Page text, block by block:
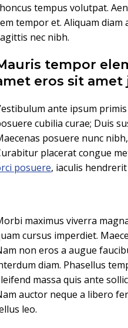
tempus volutpat.
tempor et. Aliquam
nec nibh.
tempor
eros sit
ante ipsum
cubilia curae; Duis
posuere nunc
placerat congue
posuere, iaculis
maximus viverra
cursus imperdiet.
non eros a augue
diam. Phasellus
massa quis ante
auctor neque a libero
leo.